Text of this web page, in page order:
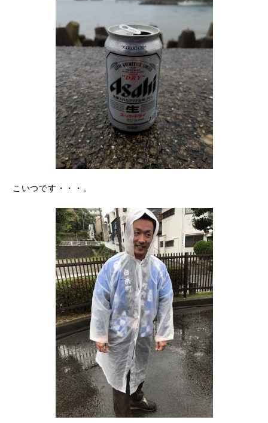
こいつです・・・。